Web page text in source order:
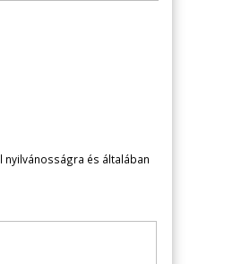
nyilvánosságra és általában